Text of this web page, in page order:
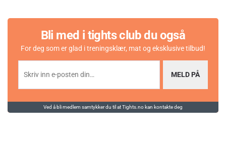
Bli med i tights club du også
For deg som er glad i treningsklær, mat og eksklusive tilbud!
MELD PÅ
Ved å bli medlem samtykker du til at Tights.no kan kontakte deg